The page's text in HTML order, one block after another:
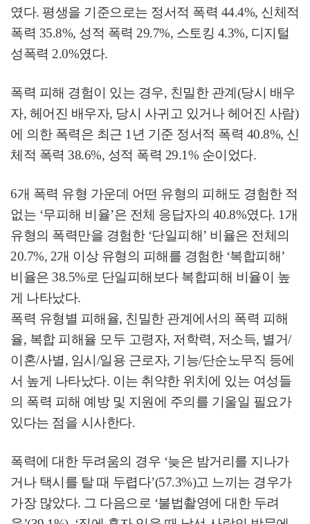
였다. 평생을 기준으로는 정서적 폭력 44.4%, 신체적
폭력 35.8%, 성적 폭력 29.7%, 스토킹 4.3%, 디지털
성폭력 2.0%였다.
폭력 피해 경험이 있는 경우, 친밀한 관계(당시 배우
자, 헤어진 배우자, 당시 사귀고 있거나 헤어진 사람)
에 의한 폭력은 최근 1 년 기준 정서적 폭력 40.8%, 신
체적 폭력 38.6%, 성적 폭력 29.1% 순이었다.
6개 폭력 유형 가운데 어떤 유형의 피해도 경험한 적
없는 ‘무피해 비율’은 전체 응답자의 40.8%였다. 1 개
유형의 폭력만을 경험한 ‘단일피해’ 비율은 전체의
20.7%, 2개 이상 유형의 피해를 경험한 ‘복합피해’
비율은 38.5%로 단일피해보다 복합피해 비율이 높
게 나타났다.
폭력 유형별 피해율, 친밀한 관계에서의 폭력 피해
율, 복합 피해율 모두 고령자, 저학력, 저소득, 별거/
이혼/사별, 임시/일용 근로자, 기능/단순노무직 등에
서 높게 나타났다. 이는 취약한 위치에 있는 여성들
의 폭력 피해 예방 및 지원에 주의를 기울일 필요가
있다는 점을 시사한다.
폭력에 대한 두려움의 경우 ‘늦은 밤거리를 지나가
거나 택시를 탈 때 두렵다’(57.3%)고 느끼는 경우가
가장 많았다. 그 다음으로 ‘불법촬영에 대한 두려